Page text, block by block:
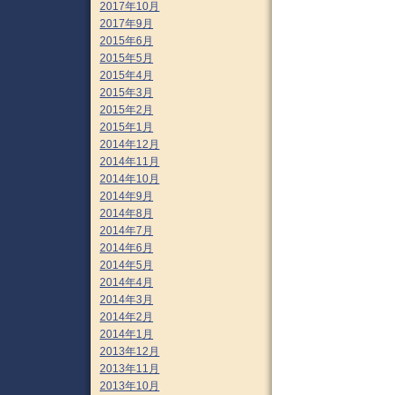
2017年10月
2017年9月
2015年6月
2015年5月
2015年4月
2015年3月
2015年2月
2015年1月
2014年12月
2014年11月
2014年10月
2014年9月
2014年8月
2014年7月
2014年6月
2014年5月
2014年4月
2014年3月
2014年2月
2014年1月
2013年12月
2013年11月
2013年10月